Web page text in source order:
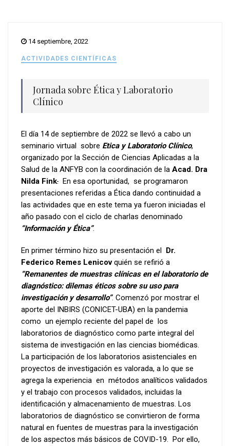
14 septiembre, 2022
ACTIVIDADES CIENTÍFICAS
Jornada sobre Ética y Laboratorio
Clínico
El día 14 de septiembre de 2022 se llevó a cabo un
seminario virtual sobre Etica y Laboratorio Clínico,
organizado por la Sección de Ciencias Aplicadas a la
Salud de la ANFYB con la coordinación de la Acad. Dra
Nilda Fink. En esa oportunidad, se programaron
presentaciones referidas a Ética dando continuidad a
las actividades que en este tema ya fueron iniciadas el
año pasado con el ciclo de charlas denominado
“Información y Ética”.
En primer término hizo su presentación el Dr.
Federico Remes Lenicovquién se refirió a
“Remanentes de muestras clínicas en el laboratorio de
diagnóstico: dilemas éticos sobre su uso para
investigación y desarrollo”. Comenzó por mostrar el
aporte del INBIRS (CONICET-UBA) en la pandemia
como un ejemplo reciente del papel de los
laboratorios de diagnóstico como parte integral del
sistema de investigación en las ciencias biomédicas.
La participación de los laboratorios asistenciales en
proyectos de investigación es valorada, a lo que se
agrega la experiencia en métodos analíticos validados
y el trabajo con procesos validados, incluidas la
identificación y almacenamiento de muestras. Los
laboratorios de diagnóstico se convirtieron de forma
natural en fuentes de muestras para la investigación
de los aspectos más básicos de COVID-19. Por ello,